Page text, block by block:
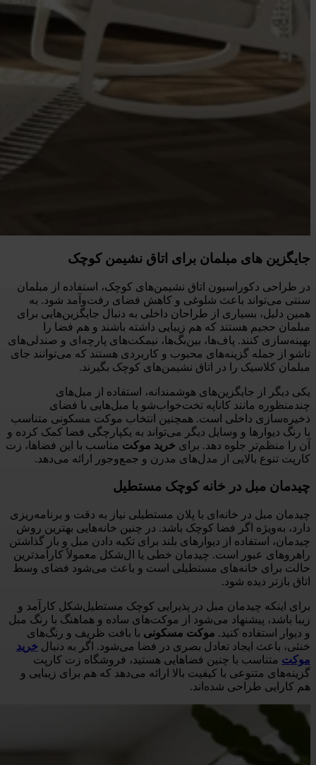
جایگزین‌ های مبلمان برای اتاق نشیمن کوچک
در طراحی دکوراسیون اتاق نشیمن‌های کوچک، استفاده از مبلمان
سنتی می‌تواند باعث شلوغی و کاهش فضای رفت‌و‌آمد شود. به
همین دلیل، بسیاری از طراحان داخلی به دنبال جایگزین‌هایی برای
مبلمان حجیم هستند که هم زیبایی داشته باشند و هم فضا را
بهینه‌سازی کنند. پاف‌ها، بین‌بگ‌ها، نیمکت‌های پارچه‌ای و صندلی‌های
تاشو از جمله گزینه‌های محبوب و کاربردی هستند که می‌توانند جای
مبلمان کلاسیک را در اتاق نشیمن‌های کوچک بگیرند.
یکی دیگر از جایگزین‌های هوشمندانه، استفاده از مبل‌های
چندمنظوره مانند کاناپه تخت‌خواب‌شو یا مبل‌هایی با فضای
ذخیره‌سازی داخلی است. همچنین انتخاب موکت مسکونی متناسب
با رنگ دیوارها و وسایل دیگر می‌تواند به یکپارچگی فضا کمک کرده و
آن را منظم‌تر جلوه دهد. برای خرید موکت مناسب با این فضاها، زت
کارپت تنوع بالایی از مدل‌های مدرن و جمع‌وجور ارائه می‌دهد.
چیدمان مبل در خانه کوچک مستطیل
چیدمان مبل در خانه‌ای با پلان مستطیلی نیاز به دقت و برنامه‌ریزی
دارد، به‌ویژه اگر فضا کوچک باشد. در چنین خانه‌هایی بهترین روش
چیدمان، استفاده از دیوارهای بلند برای تکیه دادن مبل و باز گذاشتن
راهروهای عبور است. چیدمان خطی یا ال‌شکل معمولاً کارآمدترین
حالت برای خانه‌های مستطیلی است و باعث می‌شود فضای وسط
اتاق بازتر دیده شود.
برای اینکه چیدمان مبل در پذیرایی کوچک مستطیل‌شکل کارآمد و
زیبا باشد، پیشنهاد می‌شود از موکت‌های ساده و هماهنگ با رنگ مبل
و دیوار استفاده کنید. موکت مسکونی با بافت ظریف و رنگ‌های
خنثی، باعث ایجاد تعادل بصری در فضا می‌شود. اگر به دنبال خرید
موکت متناسب با چنین فضاهایی هستید، فروشگاه زت کارپت
گزینه‌های متنوعی با کیفیت بالا ارائه می‌دهد که هم برای زیبایی و
هم کارایی طراحی شده‌اند.